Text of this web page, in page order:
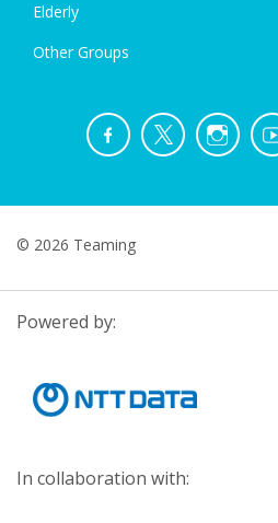
Elderly
Other Groups
© 2026 Teaming
Powered by:
In collaboration with: